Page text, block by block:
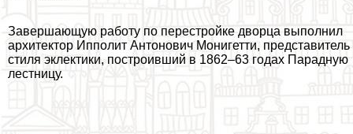
Завершающую работу по перестройке дворца выполнил
архитектор Ипполит Антонович Монигетти, представитель
стиля эклектики, построивший в 1862–63 годах Парадную
лестницу.